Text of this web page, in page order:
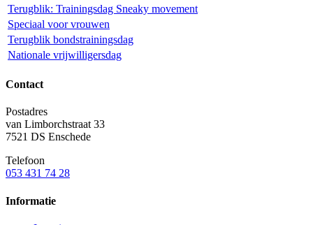
Terugblik: Trainingsdag Sneaky movement
Speciaal voor vrouwen
Terugblik bondstrainingsdag
Nationale vrijwilligersdag
Contact
Postadres
van Limborchstraat 33
7521 DS Enschede
Telefoon
053 431 74 28
Informatie